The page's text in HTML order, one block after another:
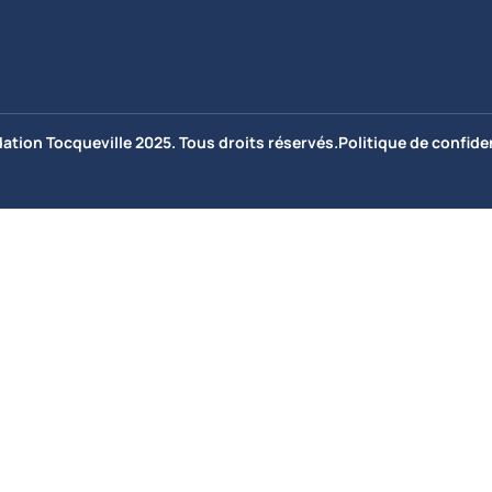
Tocqueville 2025. Tous droits réservés.Politique de